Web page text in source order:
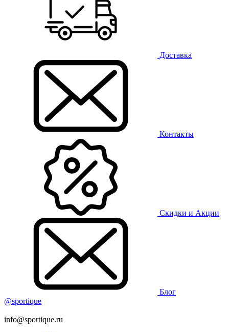
Доставка
Контакты
Скидки и Акции
Блог
@sportique
info@sportique.ru